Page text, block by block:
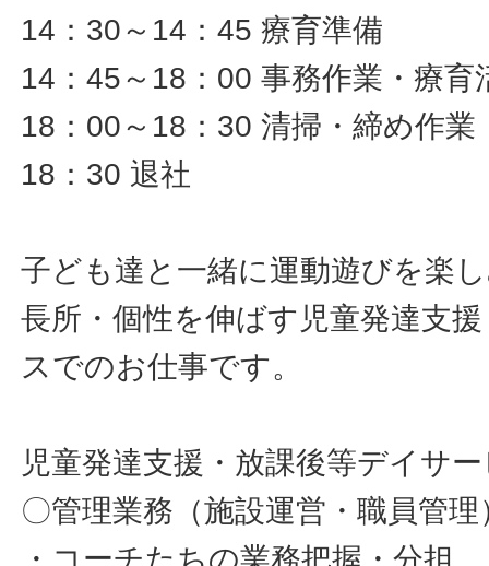
14：30～14：45 療育準備
14：45～18：00 事務作業・療育
18：00～18：30 清掃・締め作業
18：30 退社
子ども達と一緒に運動遊びを楽
長所・個性を伸ばす児童発達支
スでのお仕事です。
児童発達支援・放課後等デイサ
〇管理業務（施設運営・職員管理
・コーチたちの業務把握・分担